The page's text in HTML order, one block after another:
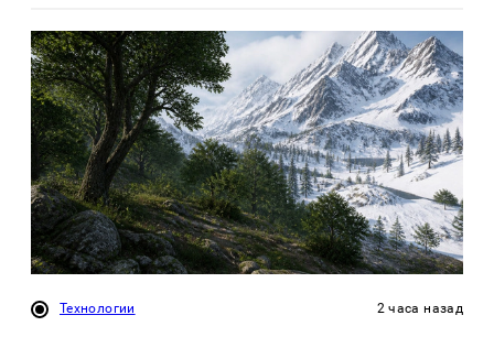
Технологии 2 часа назад